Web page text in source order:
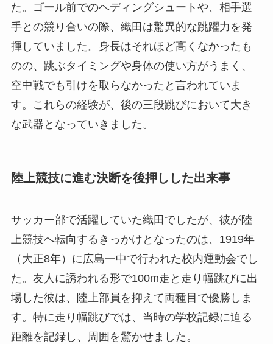
た。ゴール前でのヘディングシュートや、相手選
手との競り合いの際、織田は驚異的な跳躍力を発
揮していました。身長はそれほど高くなかったも
のの、跳ぶタイミングや身体の使い方がうまく、
空中戦でも引けを取らなかったと言われていま
す。これらの経験が、後の三段跳びにおいて大き
な武器となっていきました。
陸上競技に進む決断を後押しした出来事
サッカー部で活躍していた織田でしたが、彼が陸
上競技へ転向するきっかけとなったのは、1919年
（大正8年）に広島一中で行われた校内運動会でし
た。友人に誘われる形で100m走と走り幅跳びに出
場した彼は、陸上部員を抑えて両種目で優勝しま
す。特に走り幅跳びでは、当時の学校記録に迫る
距離を記録し、周囲を驚かせました。